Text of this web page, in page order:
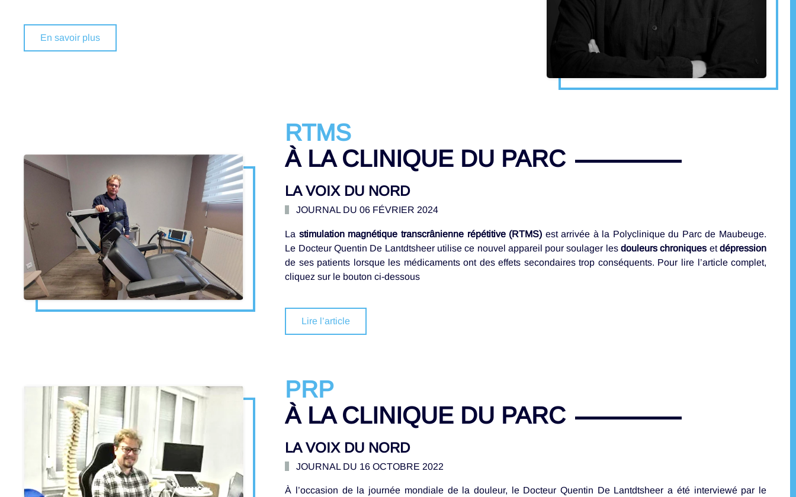
En savoir plus
RTMS
À LA CLINIQUE DU PARC
LA VOIX DU NORD
JOURNAL DU 06 FÉVRIER 2024
La stimulation magnétique transcrânienne répétitive (RTMS) est arrivée à la Polyclinique du Parc de Maubeuge.
Le Docteur Quentin De Lantdtsheer utilise ce nouvel appareil pour soulager lesdouleurs chroniques etdépression
de ses patients lorsque les médicaments ont des effets secondaires trop conséquents. Pour lire l’article complet,
cliquez sur le bouton ci-dessous
Lire l’article
PRP
À LA CLINIQUE DU PARC
LA VOIX DU NORD
JOURNAL DU 16 OCTOBRE 2022
À l’occasion de la journée mondiale de la douleur, le Docteur Quentin De Lantdtsheer a été interviewé par le